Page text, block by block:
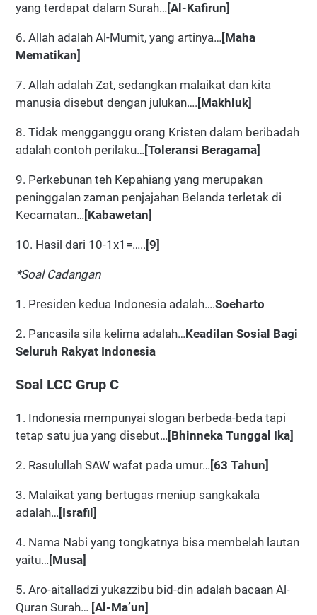
yang terdapat dalam Surah… [Al-Kafirun]
6. Allah adalah Al-Mumit, yang artinya… [Maha
Mematikan]
7. Allah adalah Zat, sedangkan malaikat dan kita
manusia disebut dengan julukan…. [Makhluk]
8. Tidak mengganggu orang Kristen dalam beribadah
adalah contoh perilaku… [Toleransi Beragama]
9. Perkebunan teh Kepahiang yang merupakan
peninggalan zaman penjajahan Belanda terletak di
Kecamatan… [Kabawetan]
10. Hasil dari 10-1x1=….. [9]
*Soal Cadangan
1. Presiden kedua Indonesia adalah….Soeharto
2. Pancasila sila kelima adalah…Keadilan Sosial Bagi
Seluruh Rakyat Indonesia
Soal LCC Grup C
1. Indonesia mempunyai slogan berbeda-beda tapi
tetap satu jua yang disebut… [Bhinneka Tunggal Ika]
2. Rasulullah SAW wafat pada umur… [63 Tahun]
3. Malaikat yang bertugas meniup sangkakala
adalah… [Israfil]
4. Nama Nabi yang tongkatnya bisa membelah lautan
yaitu… [Musa]
5. Aro-aitalladzi yukazzibu bid-din adalah bacaan Al-
Quran Surah… [Al-Ma’un]